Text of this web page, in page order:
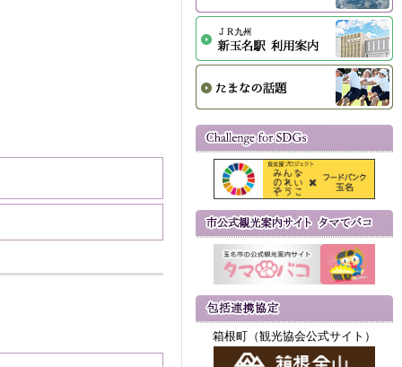
箱根町（観光協会公式サイト）